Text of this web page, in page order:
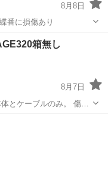
8月8日
番に損傷あり
オーディオ
箱無し
8月7日
ーブルのみ。 傷あ